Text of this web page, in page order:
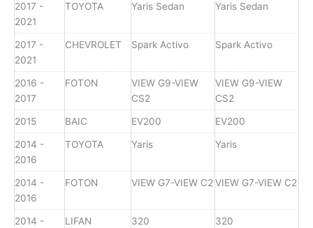
2017 -
2021
TOYOTA Yaris Sedan Yaris Sedan
2017 -
2021
CHEVROLET Spark Activo Spark Activo
2016 -
2017
FOTON
VIEW G9-VIEW
CS2
VIEW G9-VIEW
CS2
2015 BAIC EV200 EV200
2014 -
2016
TOYOTA Yaris Yaris
2014 -
2016
FOTON VIEW G7-VIEW C2 VIEW G7-VIEW C2
2014 -
LIFAN 320 320